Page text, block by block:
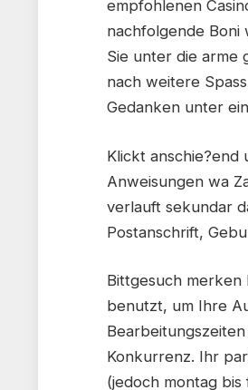
empfohlenen
nachfolgende Boni
Sie unter die arme
nach weitere
Gedanken unter
Klickt
Anweisungen wa
verlauft sekundar
Postanschrift,
Bittgesuch merken
benutzt, um Ihre
Konkurrenz. Ihr
(jedoch montag